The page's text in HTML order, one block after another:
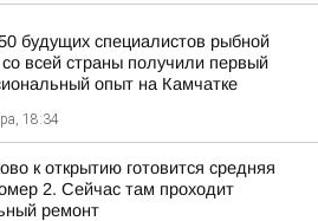
будущих специалистов рыбной
всей страны получили первый
опыт на Камчатке
18:34
к открытию готовится средняя
2. Сейчас там проходит
ремонт